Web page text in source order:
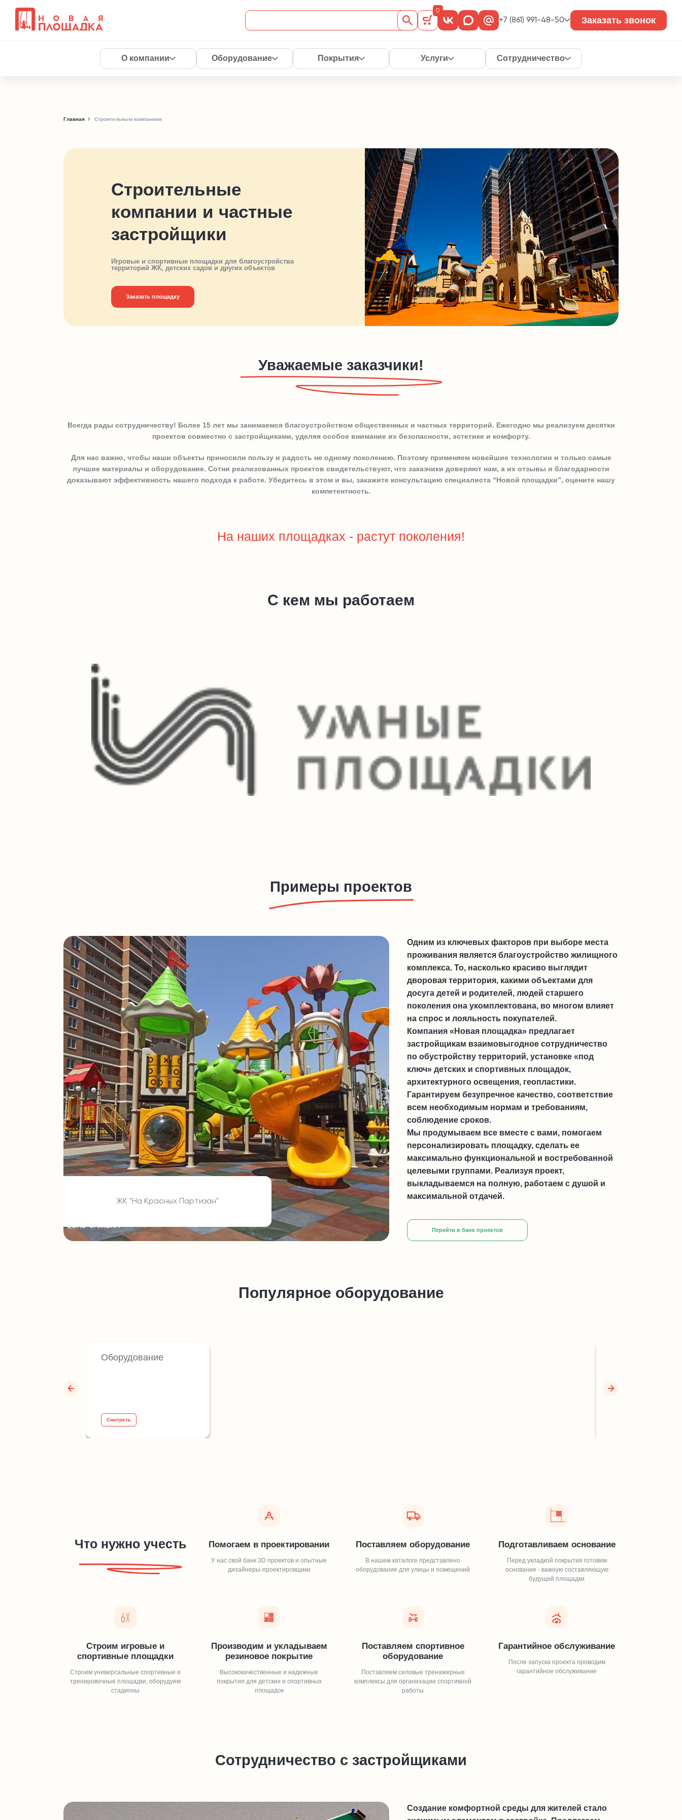
0
+7 (861) 991-48-50 Заказать звонок
О компании Оборудование Покрытия Услуги Сотрудничество
Главная Строительным компаниям
Строительные
компании и частные
застройщики
Игровые и спортивные площадки для благоустройства
территорий ЖК, детских садов и других объектов
Заказать площадку
Уважаемые заказчики!
Всегда рады сотрудничеству! Более 15 лет мы занимаемся благоустройством общественных и частных территорий. Ежегодно мы реализуем десятки
проектов совместно с застройщиками, уделяя особое внимание их безопасности, эстетике и комфорту.
Для нас важно, чтобы наши объекты приносили пользу и радость не одному поколению. Поэтому применяем новейшие технологии и только самые
лучшие материалы и оборудование. Сотни реализованных проектов свидетельствуют, что заказчики доверяют нам, а их отзывы и благодарности
доказывают эффективность нашего подхода к работе. Убедитесь в этом и вы, закажите консультацию специалиста “Новой площадки”, оцените нашу
компетентность.
На наших площадках - растут поколения!
С кем мы работаем
Примеры проектов
ЖК "На Красных Партизан"
Одним из ключевых факторов при выборе места
проживания является благоустройство жилищного
комплекса. То, насколько красиво выглядит
дворовая территория, какими объектами для
досуга детей и родителей, людей старшего
поколения она укомплектована, во многом влияет
на спрос и лояльность покупателей.
Компания «Новая площадка» предлагает
застройщикам взаимовыгодное сотрудничество
по обустройству территорий, установке «под
ключ» детских и спортивных площадок,
архитектурного освещения, геопластики.
Гарантируем безупречное качество, соответствие
всем необходимым нормам и требованиям,
соблюдение сроков.
Мы продумываем все вместе с вами, помогаем
персонализировать площадку, сделать ее
максимально функциональной и востребованной
целевыми группами. Реализуя проект,
выкладываемся на полную, работаем с душой и
максимальной отдачей.
Перейти в банк проектов
Популярное оборудование
Оборудование
Смотреть
Что нужно учесть Помогаем в проектировании
У нас свой банк 3D проектов и опытные
дизайнеры-проектировщики
Поставляем оборудование
В нашем каталоге представлено
оборудование для улицы и помещений
Подготавливаем основание
Перед укладкой покрытия готовим
основание - важную составляющую
будущей площадки
Строим игровые и
спортивные площадки
Строим универсальные спортивные и
тренировочные площадки, оборудуем
стадионы
Производим и укладываем
резиновое покрытие
Высококачественные и надежные
покрытия для детских и спортивных
площадок
Поставляем спортивное
оборудование
Поставляем силовые тренажерные
комплексы для организации спортивной
работы
Гарантийное обслуживание
После запуска проекта проводим
гарантийное обслуживание
Сотрудничество с застройщиками
Создание комфортной среды для жителей стало